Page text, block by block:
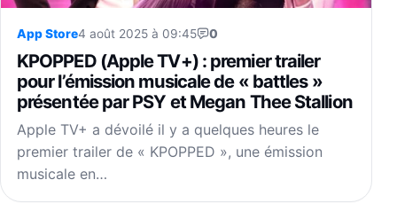
App Store4 août 2025 à 09:45 0
KPOPPED (Apple TV+) : premier trailer
pour l’émission musicale de « battles »
présentée par PSY et Megan Thee Stallion
Apple TV+ a dévoilé il y a quelques heures le
premier trailer de « KPOPPED », une émission
musicale en…